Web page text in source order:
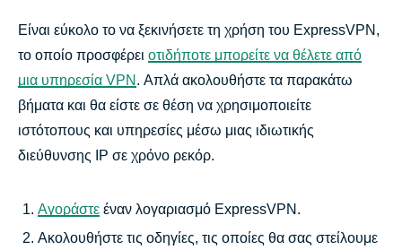
Είναι εύκολο το να ξεκινήσετε τη χρήση του ExpressVPN,
το οποίο προσφέρει οτιδήποτε μπορείτε να θέλετε από
μια υπηρεσία VPN . Απλά ακολουθήστε τα παρακάτω
βήματα και θα είστε σε θέση να χρησιμοποιείτε
ιστότοπους και υπηρεσίες μέσω μιας ιδιωτικής
διεύθυνσης IP σε χρόνο ρεκόρ.
Αγοράστε έναν λογαριασμό ExpressVPN.
Ακολουθήστε τις οδηγίες, τις οποίες θα σας στείλουμε